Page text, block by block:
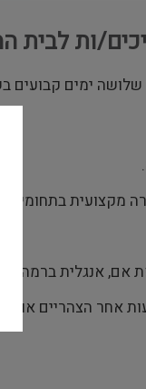
ות לבית
ימים קבועים בשבוע (15 שעות
בתחומים:
אם, אנגלית ברמה
אחר הצהריים או